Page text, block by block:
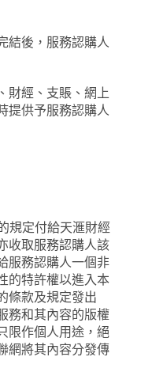
結後，服務認購人
財經、支賬、網上
提供予服務認購人
規定付給天滙財經
收取服務認購人該
服務認購人一個非
的特許權以進入本
條款及規定發出
務和其內容的版權
限作個人用途，絕
網將其內容分發傳